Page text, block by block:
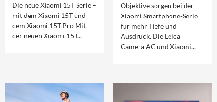
Die neue Xiaomi 15T Serie –
mit dem Xiaomi 15T und
dem Xiaomi 15T Pro Mit
der neuen Xiaomi 15T...
Objektive sorgen bei der
Xiaomi Smartphone-Serie
für mehr Tiefe und
Ausdruck. Die Leica
Camera AG und Xiaomi...